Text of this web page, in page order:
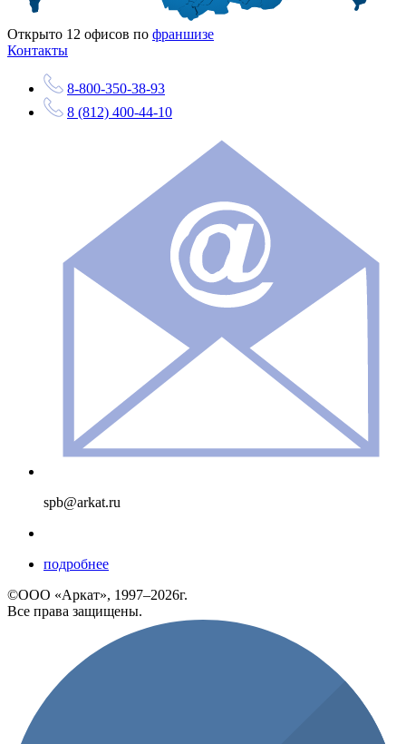
Открыто 12 офисов по франшизе
Контакты
8-800-350-38-93
8 (812) 400-44-10
spb@arkat.ru
подробнее
©ООО «Аркат», 1997–2026г.
Все права защищены.